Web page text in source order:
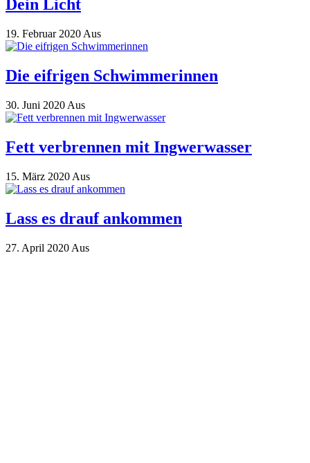
Dein Licht
19. Februar 2020 Aus
Die eifrigen Schwimmerinnen
30. Juni 2020 Aus
Fett verbrennen mit Ingwerwasser
15. März 2020 Aus
Lass es drauf ankommen
27. April 2020 Aus